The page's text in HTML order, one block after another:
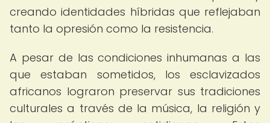
creando identidades híbridas que reflejaban
tanto la opresión como la resistencia.
A pesar de las condiciones inhumanas a las
que estaban sometidos, los esclavizados
africanos lograron preservar sus tradiciones
culturales a través de la música, la religión y